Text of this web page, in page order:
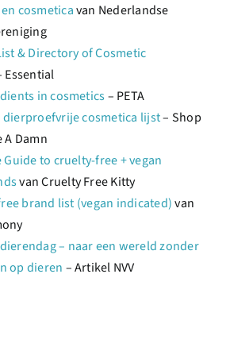
cosmeticavan Nederlandse
& Directory of Cosmetic
Essential
in cosmetics– PETA
dierproefvrije cosmetica lijst– Shop
A Damn
to cruelty-free + vegan
van Cruelty Free Kitty
brand list (vegan indicated)van
– naar een wereld zonder
op dieren – Artikel NVV